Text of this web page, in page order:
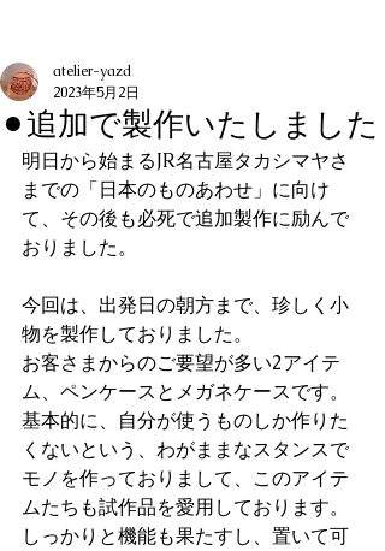
⚫︎追加で製作いたしました
atelier-yazd
2023年5月2日
明日から始まるJR名古屋タカシマヤさ
までの「日本のものあわせ」に向け
て、その後も必死で追加製作に励んで
おりました。
今回は、出発日の朝方まで、珍しく小
物を製作しておりました。
お客さまからのご要望が多い2アイテ
ム、ペンケースとメガネケースです。
基本的に、自分が使うものしか作りた
くないという、わがままなスタンスで
モノを作っておりまして、このアイテ
ムたちも試作品を愛用しております。
しっかりと機能も果たすし、置いて可